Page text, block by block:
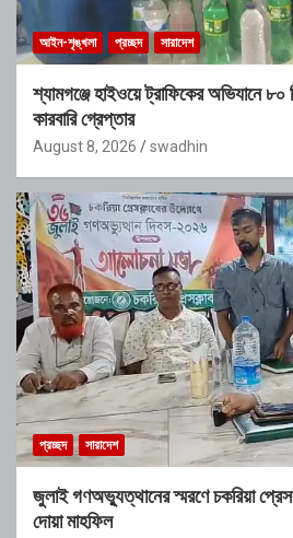
আইন-শৃঙ্খলা প্রচ্ছদ সারাদেশ
শ্যামগঞ্জে হাইওয়ে ট্রাফিকের অভিযানে ৮০
কারবারি গ্রেপ্তার
August 8, 2026 swadhin
প্রচ্ছদ সারাদেশ
জুলাই গণঅভ্যুত্থানের স্মরণে চকরিয়া
দোয়া মাহফিল